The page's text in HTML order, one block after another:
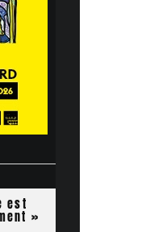
est
»